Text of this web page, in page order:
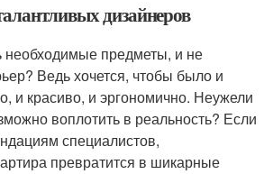
дизайнеров
необходимые предметы, и не
Ведь хочется, чтобы было и
и красиво, и эргономично. Неужели
воплотить в реальность? Если
специалистов,
превратится в шикарные